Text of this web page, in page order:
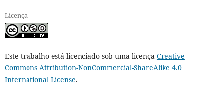
Licença
Este trabalho está licenciado sob uma licença Creative
Commons Attribution-NonCommercial-ShareAlike 4.0
International License.